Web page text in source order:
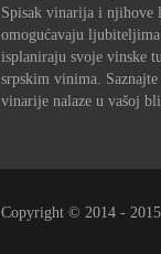
Spisak vinarija i njihove
omogućavaju
isplaniraju svoje vinske
srpskim vinima. Saznajte
vinarije nalaze u vašoj
Copyright © 2014 -